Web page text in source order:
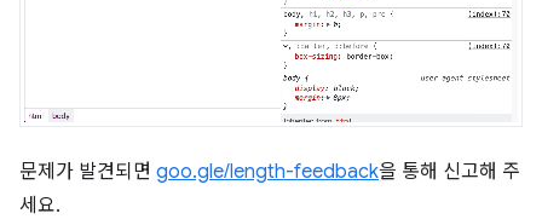
문제가 발견되면 goo.gle/length-feedback을 통해 신고해 주
세요.